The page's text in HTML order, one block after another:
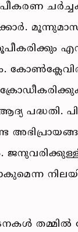
പദ്ധതി.
തമ്മിൽ